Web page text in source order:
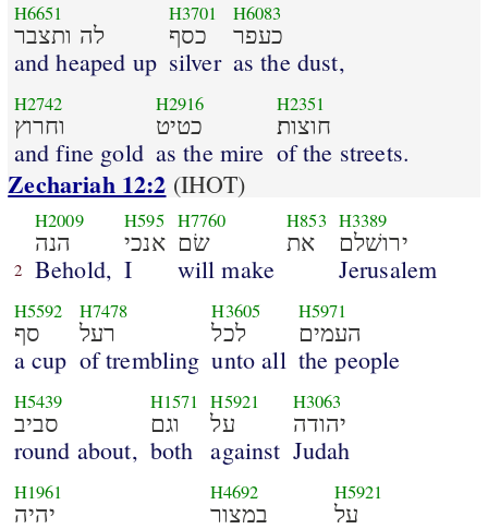
H6651
לה ותצבר
and heaped up
H3701
כסף
silver
H6083
כעפר
as the dust,
H2742
וחרוץ
and fine gold
H2916
כטיט
as the mire
H2351
חוצות׃
of the streets.
Zechariah 12:2 (IHOT)
2
H2009
הנה
Behold,
H595
אנכי
I
H7760
שׂם
will make
H853
את
H3389
ירושׁלם
Jerusalem
H5592
סף
a cup
H7478
רעל
of trembling
H3605
לכל
unto all
H5971
העמים
the people
H5439
סביב
round about,
H1571
וגם
both
H5921
על
against
H3063
יהודה
Judah
H1961
יהיה
H4692
במצור
H5921
על